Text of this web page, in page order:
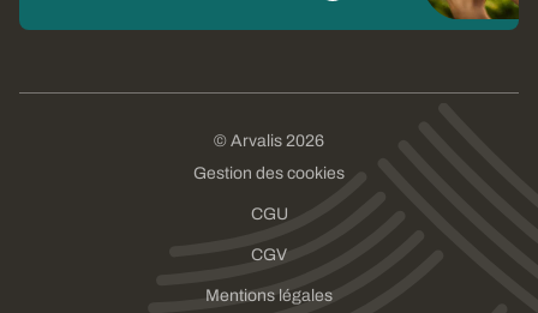
© Arvalis 2026
Gestion des cookies
CGU
CGV
Mentions légales